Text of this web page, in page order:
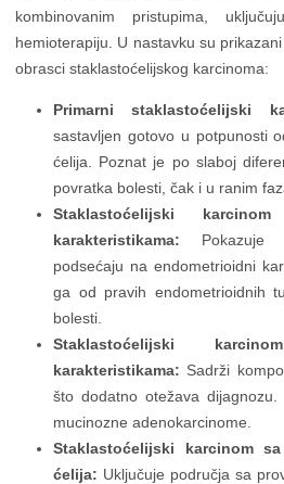
kombinovanim pristupima,
hemioterapiju. U nastavku su
obrasci staklastoćelijskog karcinoma:
Primarni staklastoćelijski
sastavljen gotovo u potpunosti
ćelija. Poznat je po slaboj
povratka bolesti, čak i u ranim
Staklastoćelijski
karakteristikama: Pokazuje
podsećaju na endometrioidni
ga od pravih endometrioidnih
bolesti.
Staklastoćelijski
karakteristikama: Sadrži
što dodatno otežava
mucinozne adenokarcinome.
Staklastoćelijski karcinom
ćelija: Uključuje područja sa